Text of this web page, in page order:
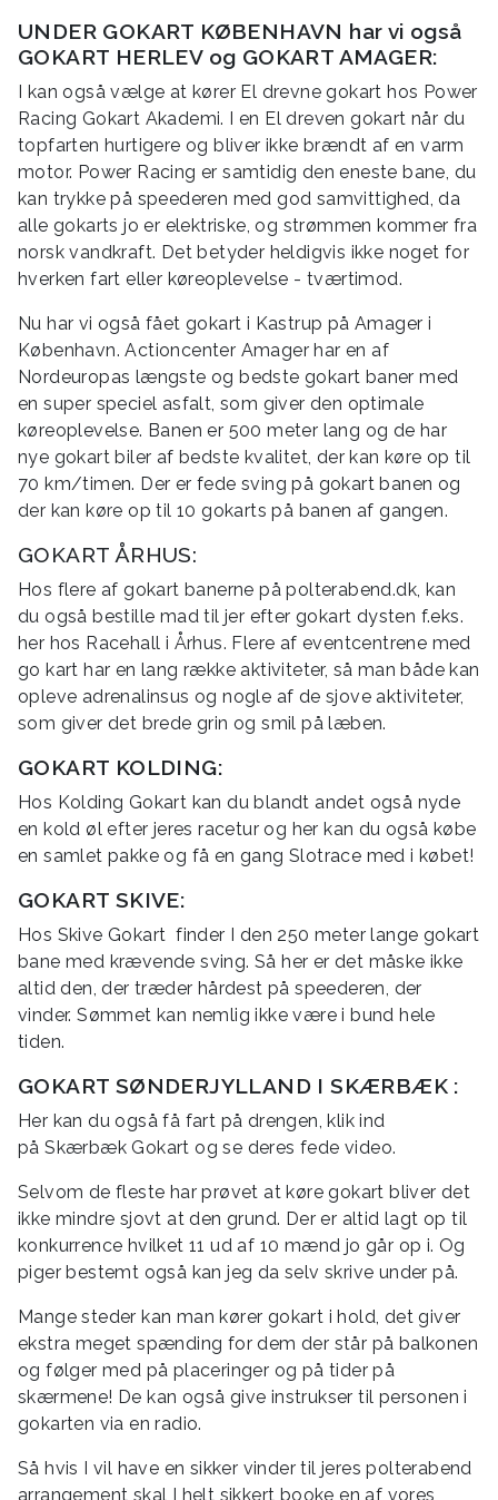
UNDER GOKART KØBENHAVN har vi også
GOKART HERLEV og GOKART AMAGER:
I kan også vælge at kører El drevne gokart hos Power
Racing Gokart Akademi. I en El dreven gokart når du
topfarten hurtigere og bliver ikke brændt af en varm
motor. Power Racing er samtidig den eneste bane, du
kan trykke på speederen med god samvittighed, da
alle gokarts jo er elektriske, og strømmen kommer fra
norsk vandkraft. Det betyder heldigvis ikke noget for
hverken fart eller køreoplevelse - tværtimod.
Nu har vi også fået gokart i Kastrup på Amager i
København. Actioncenter Amager har en af
Nordeuropas længste og bedste gokart baner med
en super speciel asfalt, som giver den optimale
køreoplevelse. Banen er 500 meter lang og de har
nye gokart biler af bedste kvalitet, der kan køre op til
70 km/timen. Der er fede sving på gokart banen og
der kan køre op til 10 gokarts på banen af gangen.
GOKART ÅRHUS:
Hos flere af gokart banerne på polterabend.dk, kan
du også bestille mad til jer efter gokart dysten f.eks.
her hos Racehall i Århus. Flere af eventcentrene med
go kart har en lang række aktiviteter, så man både kan
opleve adrenalinsus og nogle af de sjove aktiviteter,
som giver det brede grin og smil på læben.
GOKART KOLDING:
Hos Kolding Gokart kan du blandt andet også nyde
en kold øl efter jeres racetur og her kan du også købe
en samlet pakke og få en gang Slotrace med i købet!
GOKART SKIVE:
Hos Skive Gokart finder I den 250 meter lange gokart
bane med krævende sving. Så her er det måske ikke
altid den, der træder hårdest på speederen, der
vinder. Sømmet kan nemlig ikke være i bund hele
tiden.
GOKART SØNDERJYLLAND I SKÆRBÆK :
Her kan du også få fart på drengen, klik ind
på Skærbæk Gokart og se deres fede video.
Selvom de fleste har prøvet at køre gokart bliver det
ikke mindre sjovt at den grund. Der er altid lagt op til
konkurrence hvilket 11 ud af 10 mænd jo går op i. Og
piger bestemt også kan jeg da selv skrive under på.
Mange steder kan man kører gokart i hold, det giver
ekstra meget spænding for dem der står på balkonen
og følger med på placeringer og på tider på
skærmene! De kan også give instrukser til personen i
gokarten via en radio.
Så hvis I vil have en sikker vinder til jeres polterabend
arrangement skal I helt sikkert booke en af vores